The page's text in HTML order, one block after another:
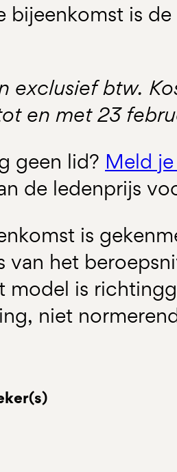
bijeenkomst is
exclusief btw.
en met 23
geen lid? Meld
de ledenprijs
is
van het
model is
niet